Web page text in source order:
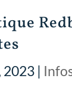
2023 |